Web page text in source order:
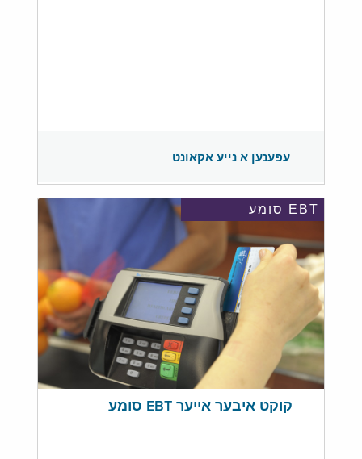
עפענען א נייע אקאונט
EBT סומע
קוקט איבער אייער EBT סומע